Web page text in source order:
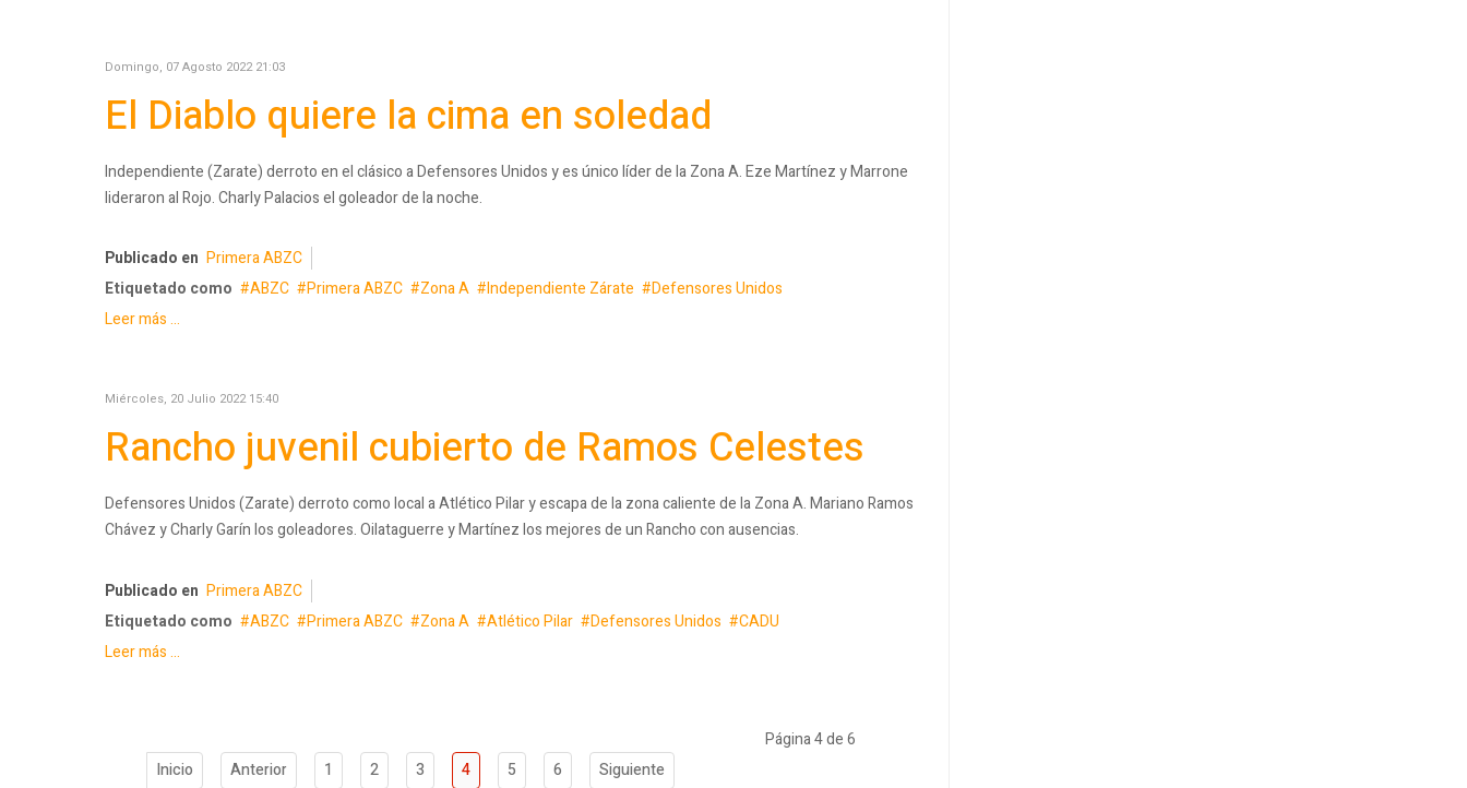
Domingo, 07 Agosto 2022 21:03
El Diablo quiere la cima en soledad
Independiente (Zarate) derroto en el clásico a Defensores Unidos y es único líder de la Zona A. Eze Martínez y Marrone
lideraron al Rojo. Charly Palacios el goleador de la noche.
Publicado en Primera ABZC
Etiquetado como
ABZC Primera ABZC Zona A Independiente Zárate
Defensores Unidos
Leer más ...
Miércoles, 20 Julio 2022 15:40
Rancho juvenil cubierto de Ramos Celestes
Defensores Unidos (Zarate) derroto como local a Atlético Pilar y escapa de la zona caliente de la Zona A. Mariano Ramos
Chávez y Charly Garín los goleadores. Oilataguerre y Martínez los mejores de un Rancho con ausencias.
Publicado en Primera ABZC
Etiquetado como
ABZC Primera ABZC Zona A Atlético Pilar Defensores Unidos
CADU
Leer más ...
Inicio Anterior 1 2 3 4 5 6 Siguiente
Página 4 de 6